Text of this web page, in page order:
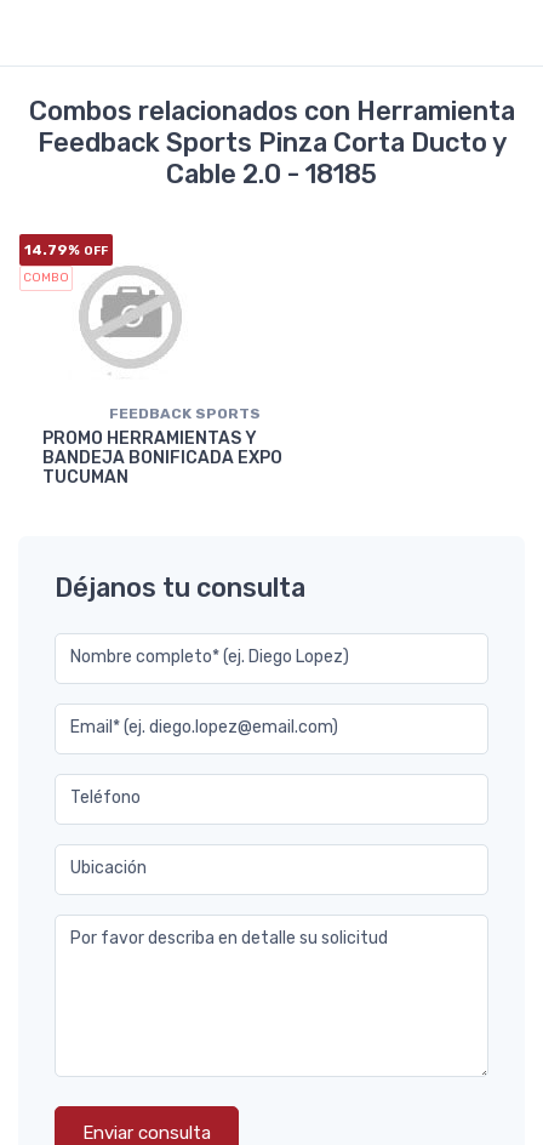
Combos relacionados con Herramienta
Feedback Sports Pinza Corta Ducto y
Cable 2.0 - 18185
14.79% OFF
COMBO
FEEDBACK SPORTS
PROMO HERRAMIENTAS Y
BANDEJA BONIFICADA EXPO
TUCUMAN
Déjanos tu consulta
Nombre completo* (ej. Diego Lopez)
Email* (ej. diego.lopez@email.com)
Teléfono
Ubicación
Por favor describa en detalle su solicitud
Enviar consulta